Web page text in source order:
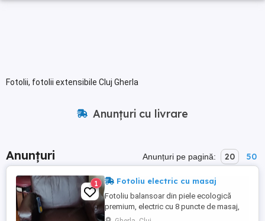
Fotolii, fotolii extensibile Cluj Gherla
Anunțuri cu livrare
Anunțuri Anunțuri pe pagină: 20 50
1 Fotoliu electric cu masaj
Fotoliu balansoar din piele ecologică
premium, electric cu 8 puncte de masaj,
rabatabil și cu rotire la 360 grade. Preț